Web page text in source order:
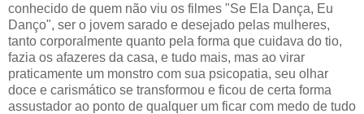
conhecido de quem não viu os filmes "Se Ela Dança, Eu
Danço", ser o jovem sarado e desejado pelas mulheres,
tanto corporalmente quanto pela forma que cuidava do tio,
fazia os afazeres da casa, e tudo mais, mas ao virar
praticamente um monstro com sua psicopatia, seu olhar
doce e carismático se transformou e ficou de certa forma
assustador ao ponto de qualquer um ficar com medo de tudo